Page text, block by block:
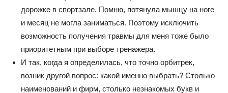
дорожке в спортзале. Помню, потянула мышцу на ноге
и месяц не могла заниматься. Поэтому исключить
возможность получения травмы для меня тоже было
приоритетным при выборе тренажера.
И так, когда я определилась, что точно орбитрек,
возник другой вопрос: какой именно выбрать? Столько
наименований и фирм, столько незнакомых букв и